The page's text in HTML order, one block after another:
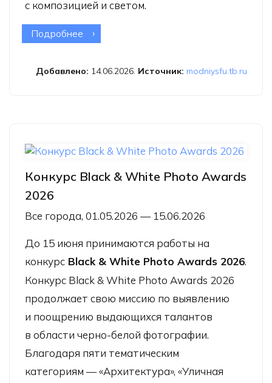
с композицией и светом.
Подробнее о Конкурс репортажной фотографии
Добавлено: 14.06.2026. Источник: modniysfu.tb.ru
Конкурс Black & White Photo Awards
2026
Все города, 01.05.2026 — 15.06.2026
До 15 июня принимаются работы на
конкурс Black & White Photo Awards 2026.
Конкурс Black & White Photo Awards 2026
продолжает свою миссию по выявлению
и поощрению выдающихся талантов
в области черно-белой фотографии.
Благодаря пяти тематическим
категориям — «Архитектура», «Уличная